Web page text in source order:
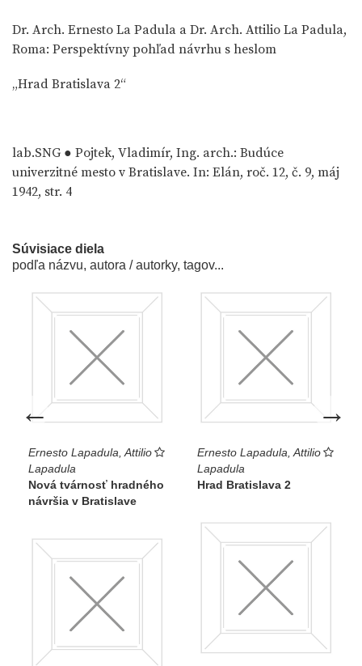
←
predchádzajúce dielo →
Dr. Arch. Ernesto La Padula a Dr. Arch. Attilio La Padula,
Roma: Perspektívny pohľad návrhu s heslom
„Hrad Bratislava 2“
lab.SNG ● Pojtek, Vladimír, Ing. arch.: Budúce
univerzitné mesto v Bratislave. In: Elán, roč. 12, č. 9, máj
1942, str. 4
Súvisiace diela
podľa názvu, autora / autorky, tagov...
Ernesto Lapadula, Attilio
Lapadula
Nová tvárnosť hradného
návršia v Bratislave
Ernesto Lapadula, Attilio
Lapadula
Hrad Bratislava 2